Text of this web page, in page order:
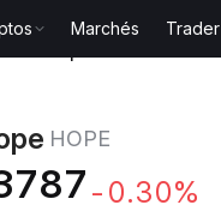
Marchés Trader
HOPE
-0.30%